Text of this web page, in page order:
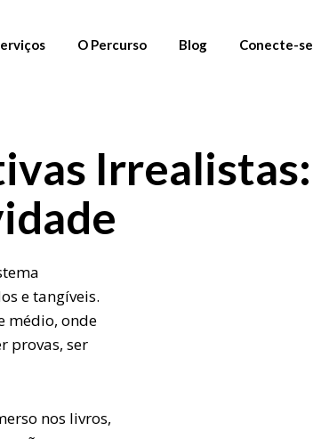
O Percurso
02. Percursos
Blog Conecte-se
Instagram
Irrealistas:
e tangíveis.
médio, onde
provas, ser
nos livros,